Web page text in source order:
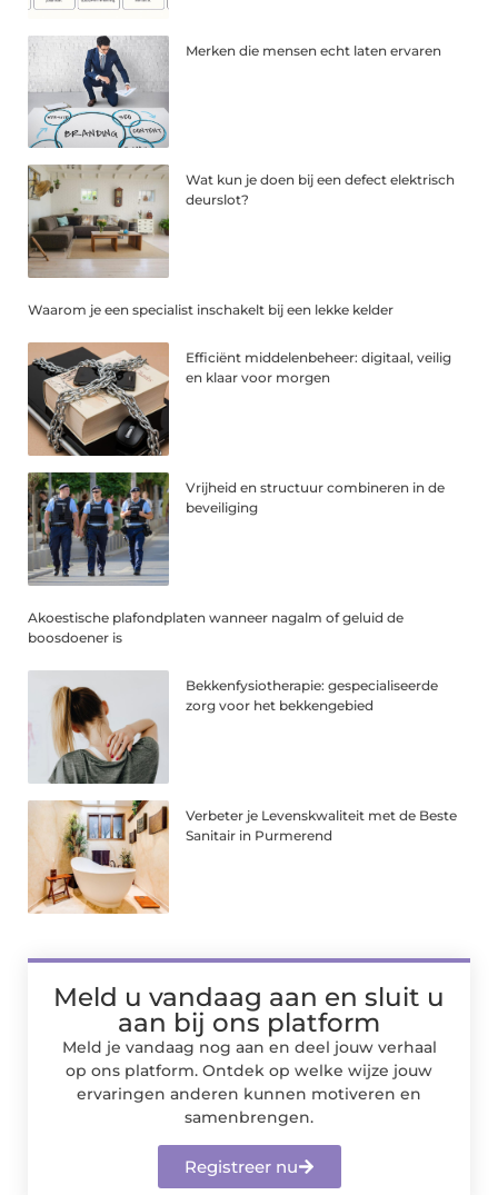
Merken die mensen echt laten ervaren
Wat kun je doen bij een defect elektrisch
deurslot?
Waarom je een specialist inschakelt bij een lekke kelder
Efficiënt middelenbeheer: digitaal, veilig
en klaar voor morgen
Vrijheid en structuur combineren in de
beveiliging
Akoestische plafondplaten wanneer nagalm of geluid de
boosdoener is
Bekkenfysiotherapie: gespecialiseerde
zorg voor het bekkengebied
Verbeter je Levenskwaliteit met de Beste
Sanitair in Purmerend
Meld u vandaag aan en sluit u
aan bij ons platform
Meld je vandaag nog aan en deel jouw verhaal
op ons platform. Ontdek op welke wijze jouw
ervaringen anderen kunnen motiveren en
samenbrengen.
Registreer nu